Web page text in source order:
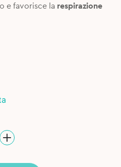
e favorisce la respirazione